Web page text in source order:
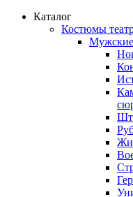
Каталог
Костюмы